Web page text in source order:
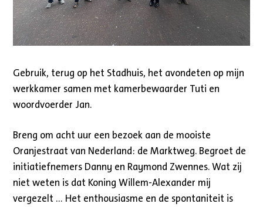
Gebruik, terug op het Stadhuis, het avondeten op mijn
werkkamer samen met kamerbewaarder Tuti en
woordvoerder Jan.
Breng om acht uur een bezoek aan de mooiste
Oranjestraat van Nederland: de Marktweg. Begroet de
initiatiefnemers Danny en Raymond Zwennes. Wat zij
niet weten is dat Koning Willem-Alexander mij
vergezelt … Het enthousiasme en de spontaniteit is